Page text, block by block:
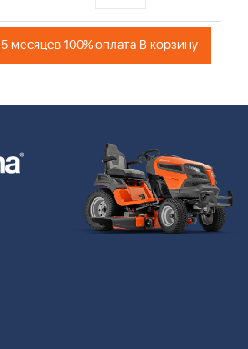
месяцев 100% оплата В корзину